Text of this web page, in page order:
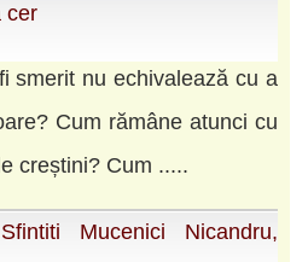
cer
smerit nu echivalează cu a
Cum rămâne atunci cu
creștini? Cum .....
Mucenici Nicandru,